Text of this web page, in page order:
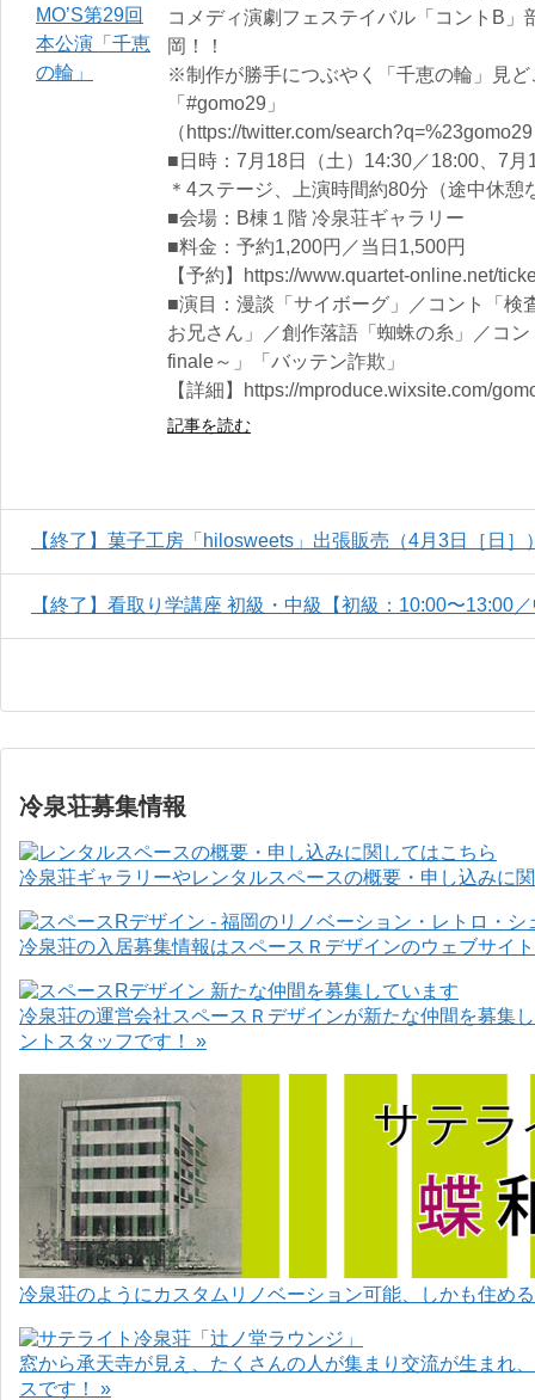
コメディ演劇フェステイバル「コントB」
岡！！
※制作が勝手につぶやく「千恵の輪」見
「#gomo29」
（https://twitter.com/
■​日時：7月18日（土）14:30／18:00、7
＊4ステージ、上演時間約80分（途中休憩
■会場：B棟１階 冷泉荘ギャラリー
■料金：予約1,200円／当日1,500円
【予約】https://www.quartet-online.net/
■演目：漫談「サイボーグ」／コント「検
お兄さん」／創作落語「蜘蛛の糸」／コ
finale～」「バッテン詐欺」
【詳細】https://mproduce.wixsite.com/
記事を読む
【終了】菓子工房「hilosweets」出張販売（4月3日［日］
【終了】看取り学講座 初級・中級【初級：10:00〜13:00
冷泉荘募集情報
冷泉荘ギャラリーやレンタルスペースの概要・申し込みに
冷泉荘の入居募集情報はスペースＲデザインのウェブサイ
冷泉荘の運営会社スペースＲデザインが新たな仲間を募集
ントスタッフです！ »
冷泉荘のようにカスタムリノベーション可能、しかも住め
窓から承天寺が見え、たくさんの人が集まり交流が生まれ
スです！ »